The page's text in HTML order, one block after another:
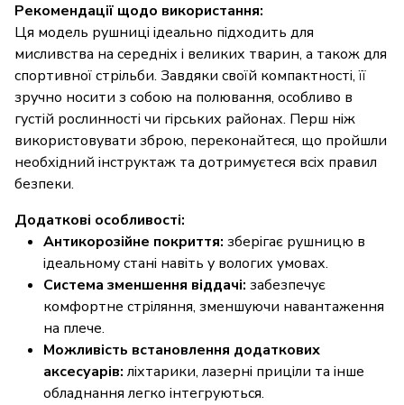
Рекомендації щодо використання:
Ця модель рушниці ідеально підходить для
мисливства на середніх і великих тварин, а також для
спортивної стрільби. Завдяки своїй компактності, її
зручно носити з собою на полювання, особливо в
густій рослинності чи гірських районах. Перш ніж
використовувати зброю, переконайтеся, що пройшли
необхідний інструктаж та дотримуєтеся всіх правил
безпеки.
Додаткові особливості:
Антикорозійне покриття: зберігає рушницю в
ідеальному стані навіть у вологих умовах.
Система зменшення віддачі: забезпечує
комфортне стріляння, зменшуючи навантаження
на плече.
Можливість встановлення додаткових
аксесуарів: ліхтарики, лазерні приціли та інше
обладнання легко інтегруються.